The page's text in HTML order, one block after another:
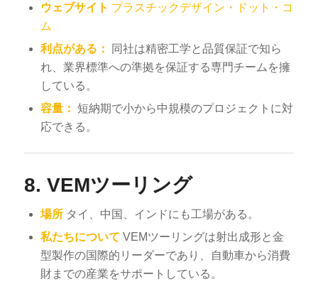
ウェブサイト プラスチックデザイン・ドット・コ
ム
利点がある：
同社は精密工学と品質保証で知ら
れ、業界標準への準拠を保証する専門チームを擁
している。
容量：
短納期で小から中規模のプロジェクトに対
応できる。
8. VEMツーリング
場所タイ、中国、インドにも工場がある。
私たちについて VEMツーリングは射出成形と金
型製作の国際的リーダーであり、自動車から消費
財までの産業をサポートしている。